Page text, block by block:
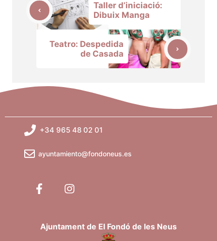
Taller d’iniciació:
Dibuix Manga
Teatro: Despedida
de Casada
+34 965 48 02 01
ayuntamiento@fondoneus.es
Ajuntament de El Fondó de les Neus